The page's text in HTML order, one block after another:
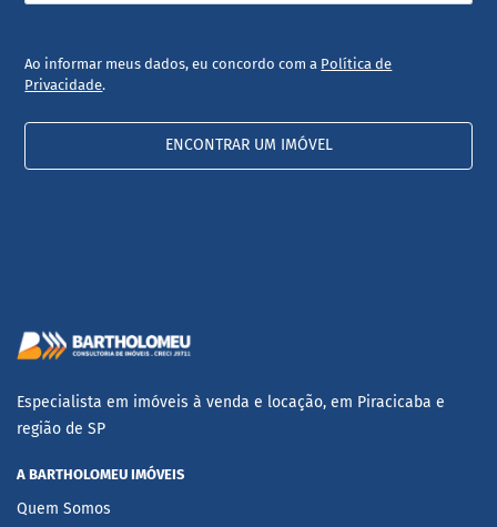
Ao informar meus dados, eu concordo com a Política de
Privacidade.
ENCONTRAR UM IMÓVEL
Especialista em imóveis à venda e locação, em Piracicaba e
região de SP
A BARTHOLOMEU IMÓVEIS
Quem Somos